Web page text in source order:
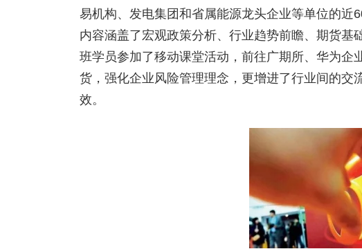
易机构、发电集团和省属能源龙头企业等单位的近
内容涵盖了宏观政策分析、行业趋势前瞻、期货
班学员参加了移动课堂活动，前往广期所、华为企
货，强化企业风险管理理念，更增进了行业间的
效。